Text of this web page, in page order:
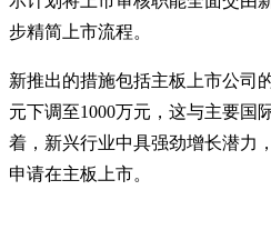
步精简上市流程。
新推出的措施包括主板上市公司
元下调至1000万元，这与主要国
着，新兴行业中具强劲增长潜力
申请在主板上市。